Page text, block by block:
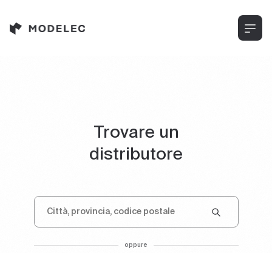
Trovare un
distributore
oppure